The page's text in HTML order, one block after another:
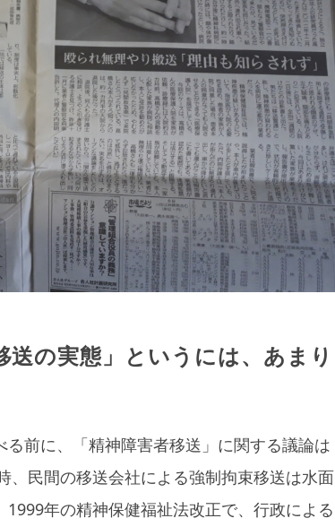
の実態」というには、あまり
前に、「精神障害者移送」に関する議論は
、民間の移送会社による強制拘束移送は水面
年の精神保健福祉法改正で、行政による